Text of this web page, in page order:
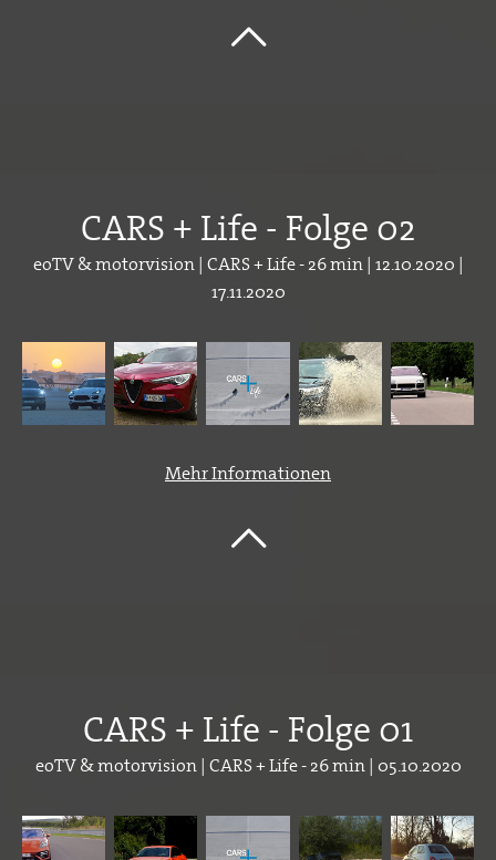
CARS + Life - Folge 02
eoTV & motorvision | CARS + Life - 26 min | 12.10.2020 |
17.11.2020
Mehr Informationen
CARS + Life - Folge 01
eoTV & motorvision | CARS + Life - 26 min | 05.10.2020